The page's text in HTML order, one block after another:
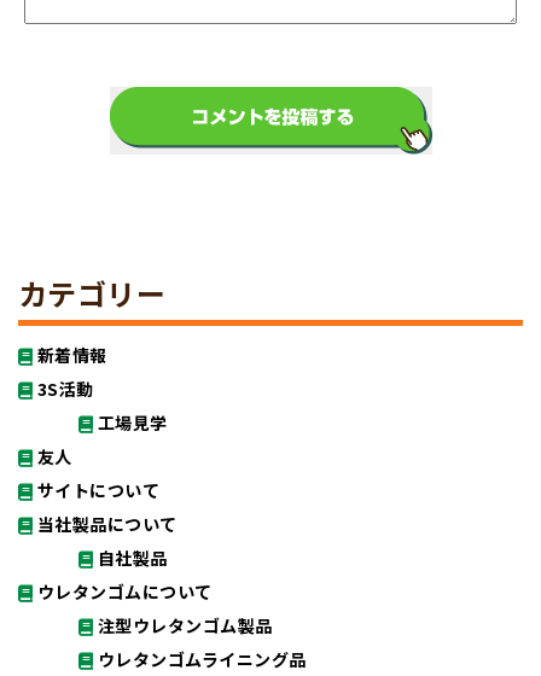
カテゴリー
新着情報
3S活動
工場見学
友人
サイトについて
当社製品について
自社製品
ウレタンゴムについて
注型ウレタンゴム製品
ウレタンゴムライニング品